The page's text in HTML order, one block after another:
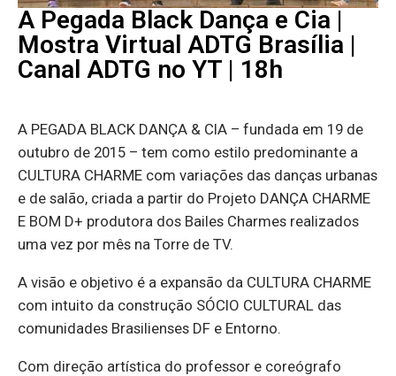
A Pegada Black Dança e Cia |
Mostra Virtual ADTG Brasília |
Canal ADTG no YT | 18h
A PEGADA BLACK DANÇA & CIA – fundada em 19 de
outubro de 2015 – tem como estilo predominante a
CULTURA CHARME com variações das danças urbanas
e de salão, criada a partir do Projeto DANÇA CHARME
E BOM D+ produtora dos Bailes Charmes realizados
uma vez por mês na Torre de TV.
A visão e objetivo é a expansão da CULTURA CHARME
com intuito da construção SÓCIO CULTURAL das
comunidades Brasilienses DF e Entorno.
Com direção artística do professor e coreógrafo